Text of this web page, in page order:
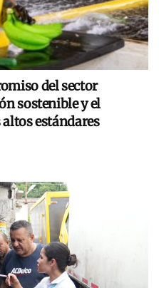
del sector
sostenible y el
estándares